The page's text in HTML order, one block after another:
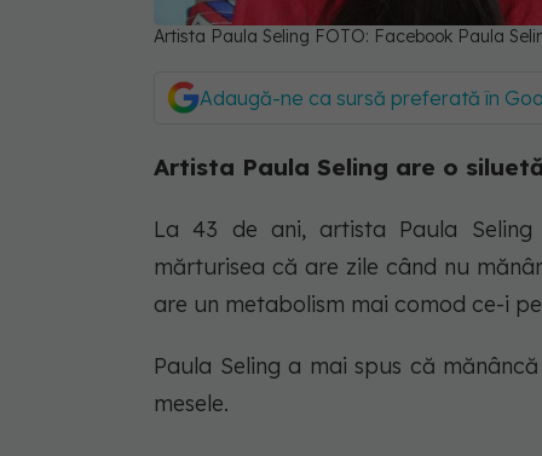
Artista Paula Seling FOTO: Facebook Paula
Adaugă-ne ca sursă preferată în
Artista Paula Seling are o
La 43 de ani, artista Paula
mărturisea că are zile când nu
are un metabolism mai comod ce-i
Paula Seling a mai spus că
mesele.